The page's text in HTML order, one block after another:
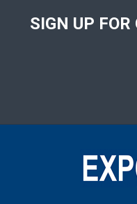
SIGN UP